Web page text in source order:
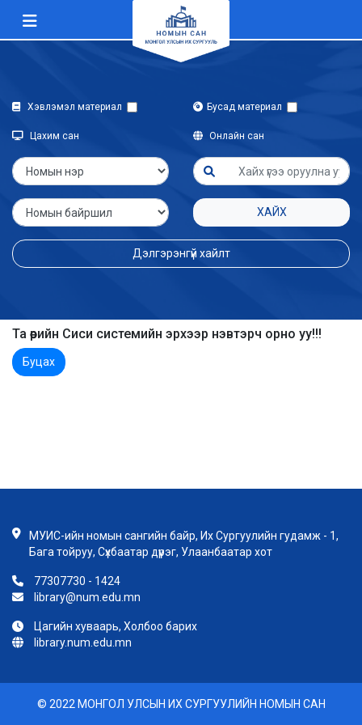
Хэвлэмэл материал Бусад материал
Цахим сан Онлайн сан
ХАЙХ
Дэлгэрэнгүй хайлт
Та өөрийн Сиси системийн эрхээр нэвтэрч орно уу!!!
Буцах
МУИС-ийн номын сангийн байр, Их Сургуулийн гудамж - 1,
Бага тойруу, Сүхбаатар дүүрэг, Улаанбаатар хот
77307730 - 1424
library@num.edu.mn
Цагийн хуваарь, Холбоо барих
library.num.edu.mn
© 2022 МОНГОЛ УЛСЫН ИХ СУРГУУЛИЙН НОМЫН САН